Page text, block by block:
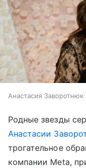
Анастасия Заворотнюк
Родные звезды
Анастасии
трогательное
компании Meta,